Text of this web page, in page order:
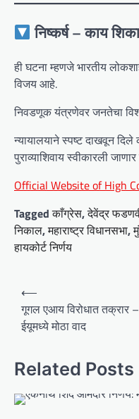
निष्कर्ष – काय
ही घटना म्हणजे भारतीय
विजय आहे.
निवडणूक यंत्रणेवर जनतेचा
न्यायालयाने स्पष्ट दाखवून
पुराव्याशिवाय स्वीकारली जाणार
Official Website of High
Taggedकाँग्रेस,देवेंद्र
निकाल,महाराष्ट्र विधानसभा,
हायकोर्ट निर्णय
o
n
a
⟵
गूगल एआय विरोधात तक्रार –
ईयूमध्ये मोठा वाद
Related Posts